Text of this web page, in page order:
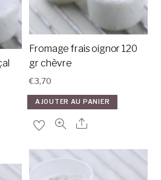
Fromage frais oignor 120
gr chèvre
€3,70
AJOUTER AU PANIER